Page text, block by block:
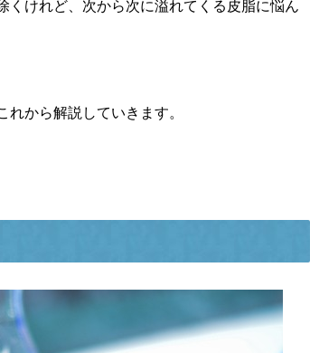
けれど、次から次に溢れてくる皮脂に悩ん
から解説していきます。